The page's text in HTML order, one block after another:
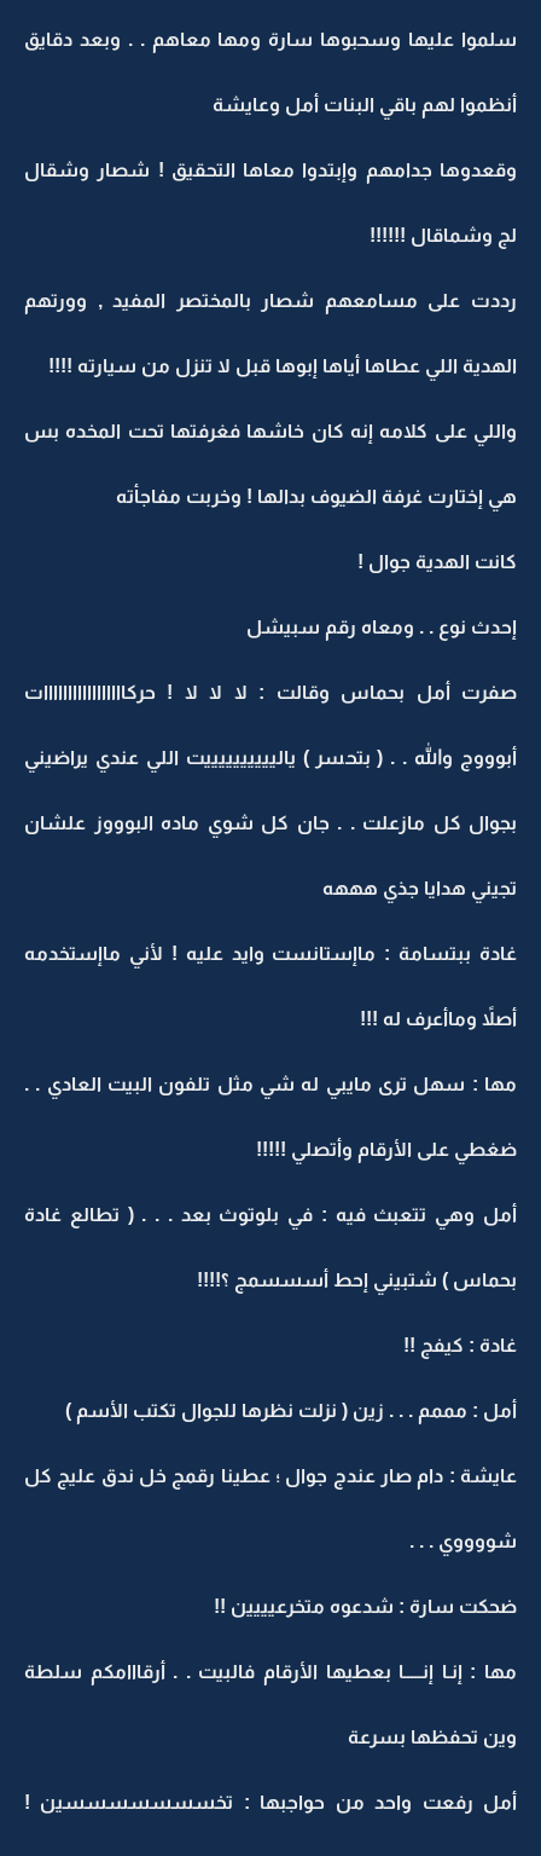
سلموا عليها وسحبوها سارة ومها معاهم . . وبعد دقايق
أنظموا لهم باقي البنات أمل وعايشة
وقعدوها جدامهم وإبتدوا معاها التحقيق ! شصار وشقال
لج وشماقال !!!!!!
رددت على مسامعهم شصار بالمختصر المفيد , وورتهم
الهدية اللي عطاها أياها إبوها قبل لا تنزل من سيارته !!!!
واللي على كلامه إنه كان خاشها فغرفتها تحت المخده بس
هي إختارت غرفة الضيوف بدالها ! وخربت مفاجأته
كانت الهدية جوال !
إحدث نوع . . ومعاه رقم سبيشل
صفرت أمل بحماس وقالت : لا لا لا ! حركااااااااااااااااات
أبوووج والله . . ( بتحسر ) يالييييييييييت اللي عندي يراضيني
بجوال كل مازعلت . . جان كل شوي ماده البوووز علشان
تجيني هدايا جذي هههه
غادة ببتسامة : ماإستانست وايد عليه ! لأني ماإستخدمه
أصلاً وماأعرف له !!!
مها : سهل ترى مايبي له شي مثل تلفون البيت العادي . .
ضغطي على الأرقام وأتصلي !!!!!
أمل وهي تتعبث فيه : في بلوتوث بعد . . . ( تطالع غادة
بحماس ) شتبيني إحط أسسسمج ؟!!!!
غادة : كيفج !!
أمل : مممم . . . زين ( نزلت نظرها للجوال تكتب الأسم )
عايشة : دام صار عندج جوال ؛ عطينا رقمج خل ندق عليج كل
شووووي . . .
ضحكت سارة : شدعوه متخرعيييين !!
مها : إنـا إنـــــا بعطيها الأرقام فالبيت . . أرقااامكم سلطة
وين تحفظها بسرعة
أمل رفعت واحد من حواجبها : تخسسسسسسسين !